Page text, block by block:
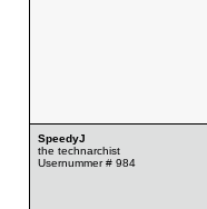
SpeedyJ
the technarchist
Usernummer # 984